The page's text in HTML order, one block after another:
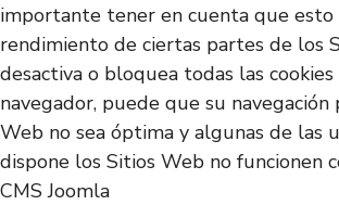
importante tener en cuenta que
rendimiento de ciertas partes de los
desactiva o bloquea todas las cookies
navegador, puede que su navegación
Web no sea óptima y algunas de las
dispone los Sitios Web no funcionen
CMS Joomla